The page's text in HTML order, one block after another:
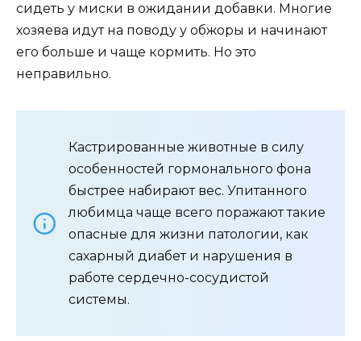
сидеть у миски в ожидании добавки. Многие
хозяева идут на поводу у обжоры и начинают
его больше и чаще кормить. Но это
неправильно.
Кастрированные животные в силу
особенностей гормонального фона
быстрее набирают вес. Упитанного
любимца чаще всего поражают такие
опасные для жизни патологии, как
сахарный диабет и нарушения в
работе сердечно-сосудистой
системы.